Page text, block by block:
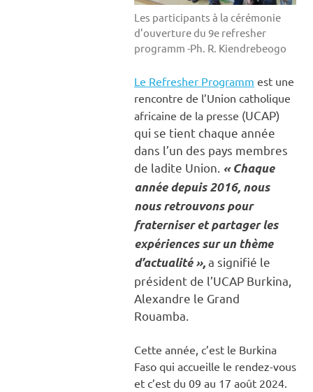
Les participants à la cérémonie
d’ouverture du 9e refresher
programm -Ph. R. Kiendrebeogo
Le Refresher Programm est une
rencontre de l’Union catholique
africaine de la presse (UCAP)
qui se tient chaque année
dans l’un des pays membres
de ladite Union. « Chaque
année depuis 2016, nous
nous retrouvons pour
fraterniser et partager les
expériences sur un thème
d’actualité »,a signifié le
président de l’UCAP Burkina,
Alexandre le Grand
Rouamba.
Cette année, c’est le Burkina
Faso qui accueille le rendez-vous
et c’est du 09 au 17 août 2024.